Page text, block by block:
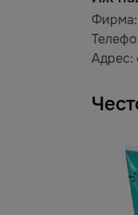
Фирма:
Адрес: